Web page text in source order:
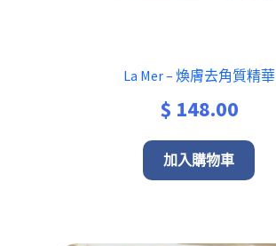
La Mer – 煥膚去角質精華
$ 148.00
加入購物車